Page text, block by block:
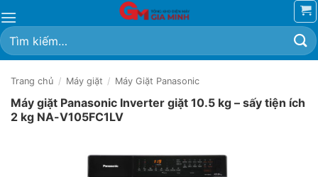
qua
nội
dung
Tìm
kiếm:
Trang chủ / Máy giặt / Máy Giặt Panasonic
Máy giặt Panasonic Inverter giặt 10.5 kg – sấy tiện ích
2 kg NA-V105FC1LV